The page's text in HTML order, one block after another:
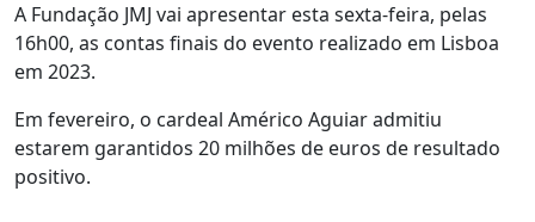
A Fundação JMJ vai apresentar esta sexta-feira, pelas
16h00, as contas finais do evento realizado em Lisboa
em 2023.
Em fevereiro, o cardeal Américo Aguiar admitiu
estarem garantidos 20 milhões de euros de resultado
positivo.